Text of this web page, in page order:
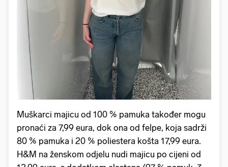
Muškarci majicu od 100 % pamuka također mogu
pronaći za 7,99 eura, dok ona od felpe, koja sadrži
80 % pamuka i 20 % poliestera košta 17,99 eura.
H&M na ženskom odjelu nudi majicu po cijeni od